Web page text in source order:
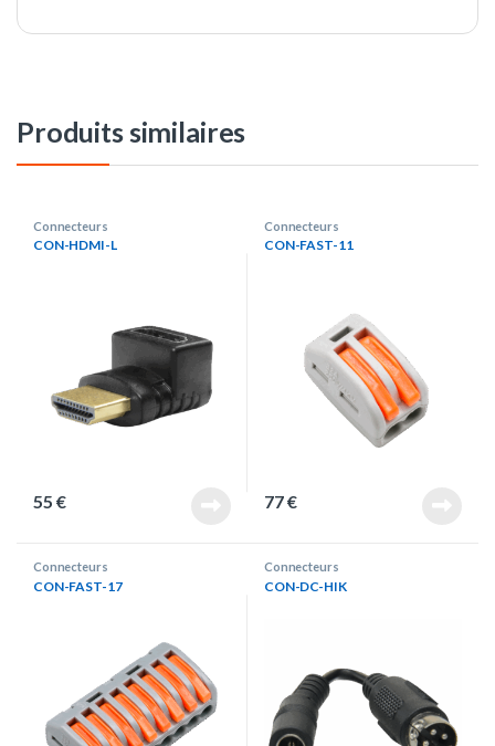
Produits similaires
Connecteurs
CON-HDMI-L
55 €
Connecteurs
CON-FAST-11
77€
Connecteurs
CON-FAST-17
Connecteurs
CON-DC-HIK